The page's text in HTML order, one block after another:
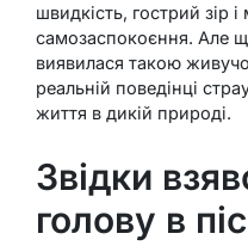
швидкість, гострий зір
самозаспокоєння. Але
виявилася такою
реальній поведінці
життя в дикій природі.
Звідки
голову в